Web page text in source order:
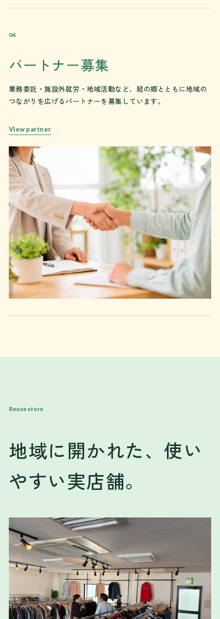
04
パートナー募集
業務委託・施設外就労・地域活動など、結の郷とともに地域の
つながりを広げるパートナーを募集しています。
View partner
Reuse store
地域に開かれた、使い
やすい実店舗。